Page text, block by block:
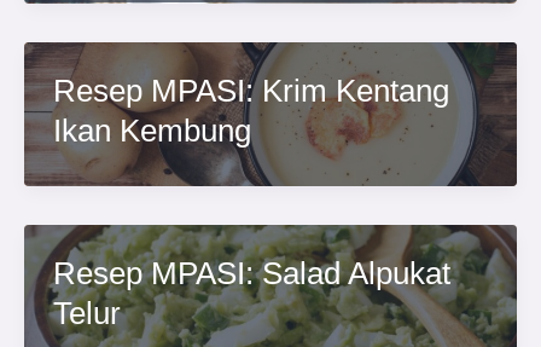
Resep MPASI: Krim Kentang
Ikan Kembung
Resep MPASI: Salad Alpukat
Telur